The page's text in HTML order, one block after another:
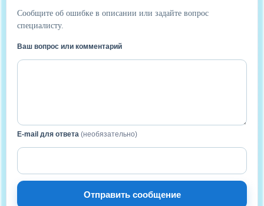
Сообщите об ошибке в описании или задайте вопрос
специалисту.
Ваш вопрос или комментарий
E-mail для ответа (необязательно)
Отправить сообщение